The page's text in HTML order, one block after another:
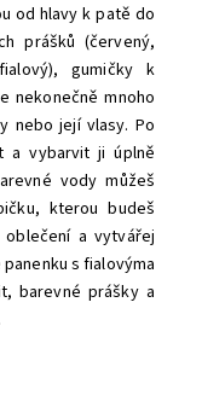
od hlavy k patě do
prášků (červený,
gumičky k
nekonečně mnoho
nebo její vlasy. Po
a vybarvit ji úplně
vody můžeš
kterou budeš
a vytvářej
s fialovýma
barevné prášky a